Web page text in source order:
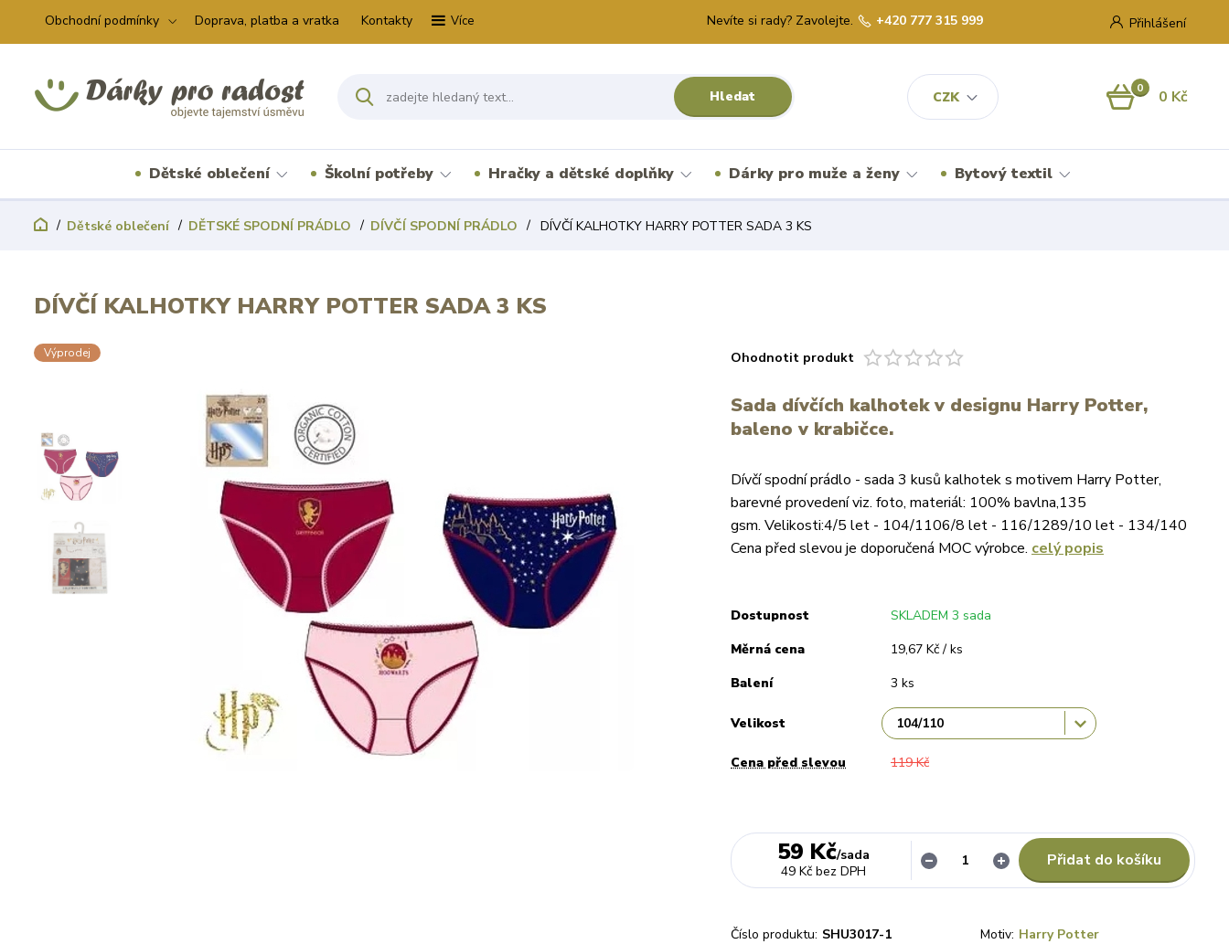
Obchodní podmínky Doprava, platba a vratka Kontakty Více
CZK
Přihlášení
Hledat
Nevíte si rady? Zavolejte. +420 777 315 999
0 0 Kč
Dětské oblečení Školní potřeby Hračky a dětské doplňky Dárky pro muže a ženy Bytový textil
Dětské oblečení DĚTSKÉ SPODNÍ PRÁDLO DÍVČÍ SPODNÍ PRÁDLO DÍVČÍ KALHOTKY HARRY POTTER SADA 3 KS
DÍVČÍ KALHOTKY HARRY POTTER SADA 3 KS
Výprodej Ohodnotit produkt
Sada dívčích kalhotek v designu Harry Potter,
baleno v krabičce.
Dívčí spodní prádlo - sada 3 kusů kalhotek s motivem Harry Potter,
barevné provedení viz. foto, materiál: 100% bavlna,135
gsm. Velikosti:4/5 let - 104/1106/8 let - 116/1289/10 let - 134/140
Cena před slevou je doporučená MOC výrobce. celý popis
Dostupnost
SKLADEM 3 sada
Měrná cena
19,67 Kč / ks
Balení
3 ks
Velikost
Cena před slevou 119 Kč
59 Kč/sada
49 Kč bez DPH
Přidat do košíku
Číslo produktu: SHU3017-1 Motiv: Harry Potter